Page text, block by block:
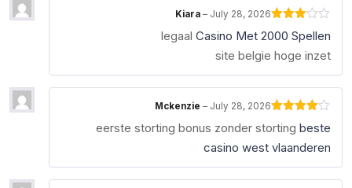
3out
of 5
Kiara– July 28, 2026
legaal Casino Met 2000 Spellen
site belgie hoge inzet
out of 5
Mckenzie– July 28, 2026
eerste storting bonus zonder storting beste
casino west vlaanderen